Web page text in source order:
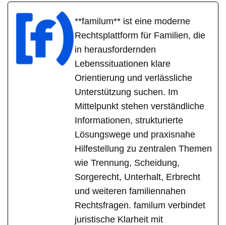
**familum** ist eine moderne
Rechtsplattform für Familien, die
in herausfordernden
Lebenssituationen klare
Orientierung und verlässliche
Unterstützung suchen. Im
Mittelpunkt stehen verständliche
Informationen, strukturierte
Lösungswege und praxisnahe
Hilfestellung zu zentralen Themen
wie Trennung, Scheidung,
Sorgerecht, Unterhalt, Erbrecht
und weiteren familiennahen
Rechtsfragen. familum verbindet
juristische Klarheit mit